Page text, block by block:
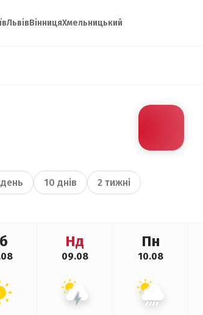
ЛьвівВінницяХмельницький
10 днів 2 тижні
Нд
09.08
Пн
10.08